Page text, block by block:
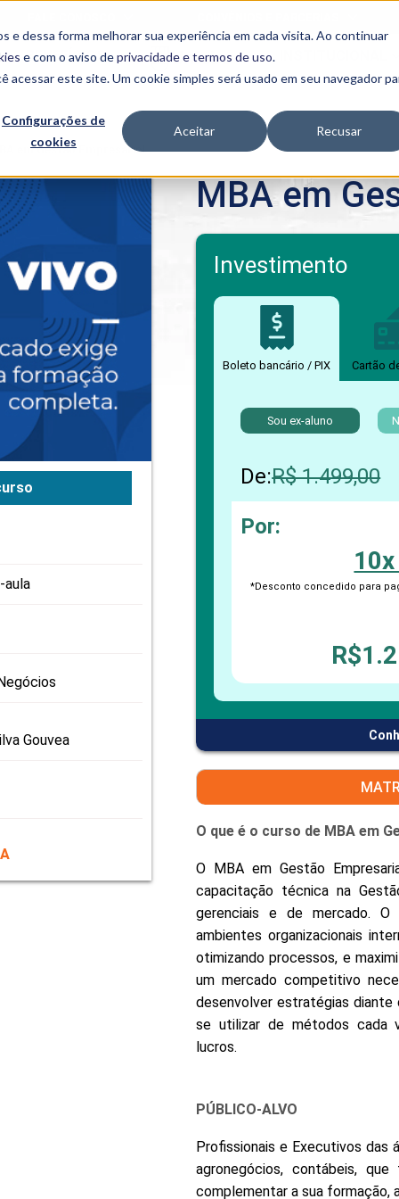
e dessa forma melhorar sua experiência em cada visita. Ao continuar
e com o aviso deprivacidade e termos de uso.
acessar este site. Um cookie simples será usado em seu navegador
Configurações de
cookies
Aceitar Recusar
BENEFÍCIOS
Acadêmicos
PROEST
PIME
Programas de
Extensão
NIT
em Gestão Empresarial
aula
Gouvea
MBA em
Investimento
Boleto bancário / PIX Cartão
Sou ex-aluno
De:R$ 1.499,00
Por:
*Desconto concedido para
O que é o curso de MBA em
O MBA em Gestão
capacitação técnica na
gerenciais e de mercado.
ambientes organizacionais
otimizando processos, e
um mercado competitivo
desenvolver estratégias diante
se utilizar de métodos cada
lucros.
PÚBLICO-ALVO
Profissionais e Executivos das
agronegócios, contábeis,
complementar a sua formação,